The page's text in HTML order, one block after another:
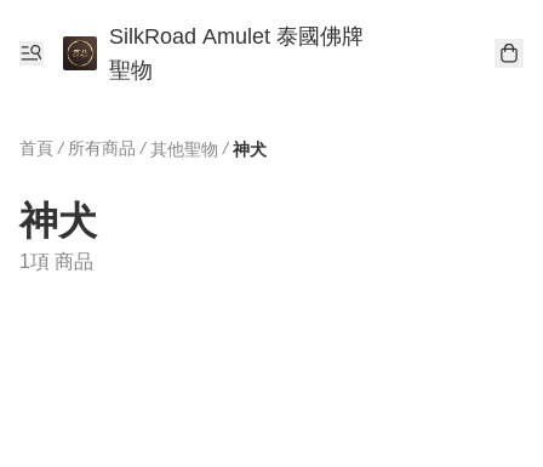
SilkRoad Amulet 泰國佛牌
聖物
首頁 / 所有商品 / 其他聖物 / 神犬
神犬
1項 商品